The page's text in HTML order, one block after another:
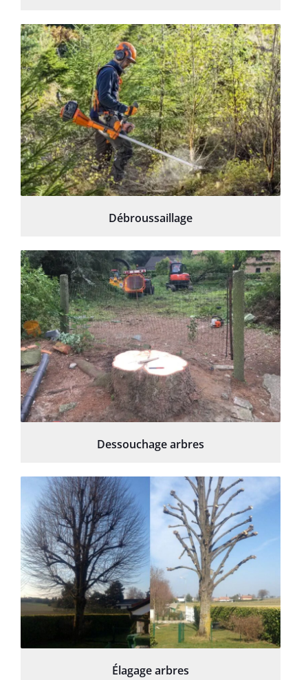
Débroussaillage
Dessouchage arbres
Élagage arbres